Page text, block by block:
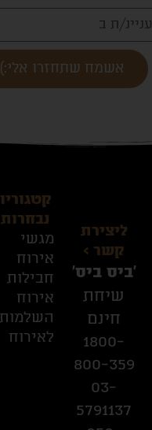
אשמח שתחזרו אלי:)
ליצירת
קשר >
׳ביס ביס׳
שיחת
חינם
1800-
800-359
03-
5791137
קטגוריות
נבחרות >
מגשי
אירוח
חבילות
אירוח
השלמות
לאירוח